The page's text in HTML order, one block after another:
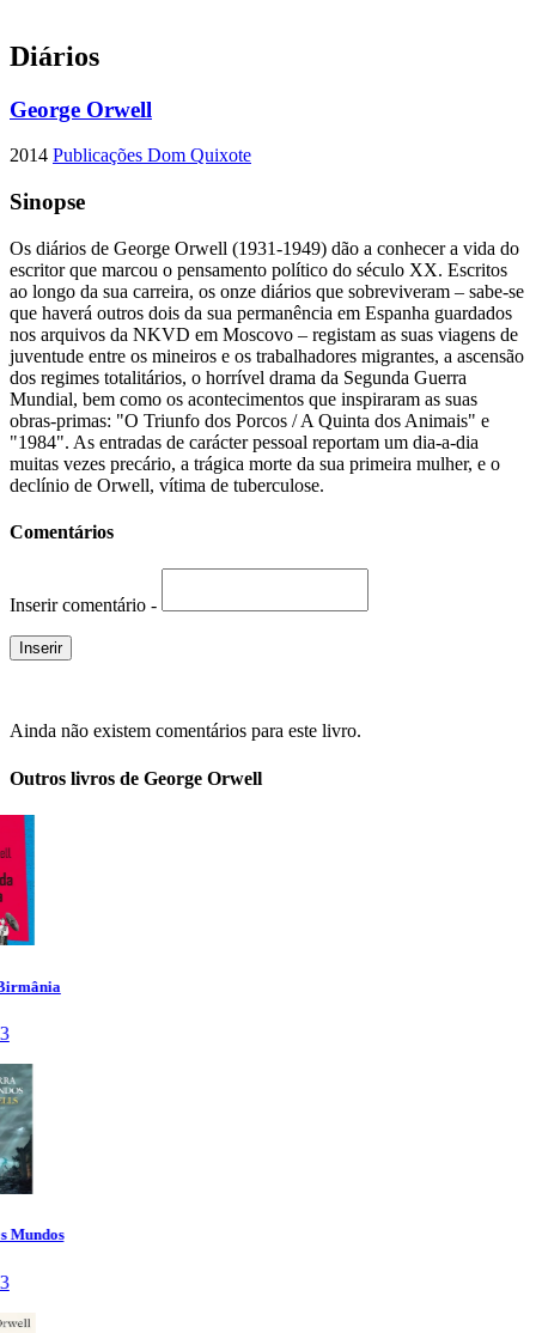
Diários
George Orwell
2014 Publicações Dom Quixote
Sinopse
Os diários de George Orwell (1931-1949) dão a conhecer a vida do
escritor que marcou o pensamento político do século XX. Escritos
ao longo da sua carreira, os onze diários que sobreviveram – sabe-se
que haverá outros dois da sua permanência em Espanha guardados
nos arquivos da NKVD em Moscovo – registam as suas viagens de
juventude entre os mineiros e os trabalhadores migrantes, a ascensão
dos regimes totalitários, o horrível drama da Segunda Guerra
Mundial, bem como os acontecimentos que inspiraram as suas
obras-primas: "O Triunfo dos Porcos / A Quinta dos Animais" e
"1984". As entradas de carácter pessoal reportam um dia-a-dia
muitas vezes precário, a trágica morte da sua primeira mulher, e o
declínio de Orwell, vítima de tuberculose.
Comentários
Inserir comentário -
Ainda não existem comentários para este livro.
Outros livros de George Orwell